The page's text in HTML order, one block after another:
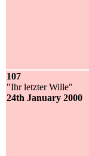
107
"Ihr letzter Wille"
24th January 2000